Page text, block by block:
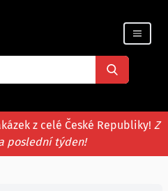
firmy
z celé České Republiky! Z
poslední týden!